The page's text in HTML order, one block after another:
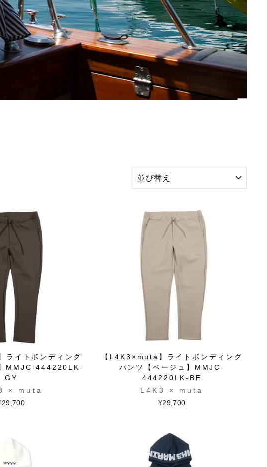
び
ライトボンディング
MMJC-444220LK-
GY
× muta
【L4K3×muta】ライトボンディング
パンツ【ベージュ】MMJC-
444220LK-BE
L4K3 × muta
¥29,700